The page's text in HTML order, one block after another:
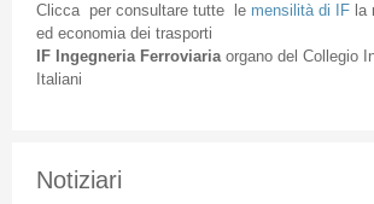
Cliccaper consultare tuttele mensilità di IFla
ed economia dei trasporti
IF Ingegneria Ferroviaria organodel Collegio
Italiani
Notiziari